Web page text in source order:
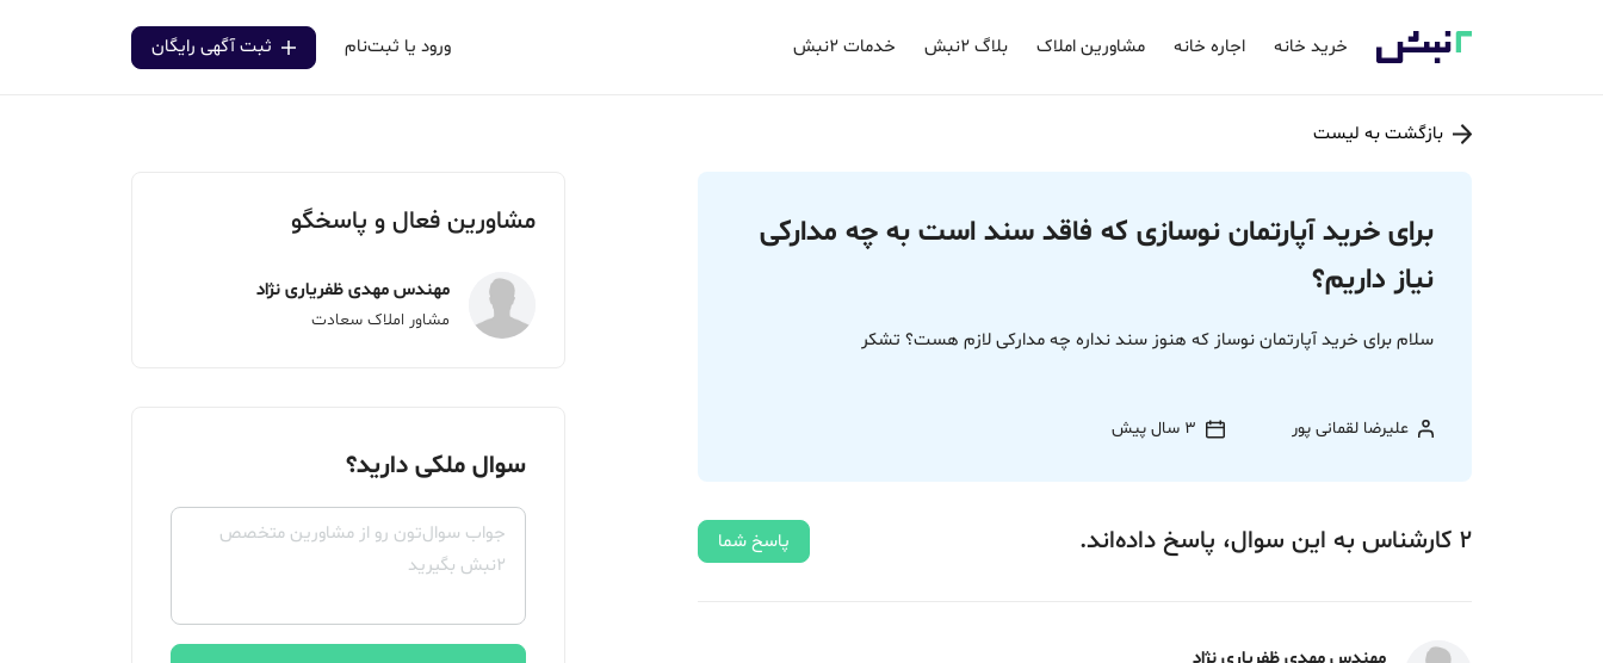
خرید خانه اجاره خانه مشاورین املاک بلاگ ۲نبش خدمات ۲نبش ورود یا ثبت‌نام ثبت آگهی رایگان
بازگشت به لیست
برای خرید آپارتمان نوسازی که فاقد سند است به چه مدارکی
نیاز داریم؟
سلام برای خرید آپارتمان نوساز که هنوز سند نداره چه مدارکی لازم هست؟ تشکر
علیرضا لقمانی پور 3 سال پیش
2 کارشناس به این سوال، پاسخ داده‌اند. پاسخ شما
مشاورین فعال و پاسخگو
مهندس مهدی ظفریاری نژاد
مشاور املاک سعادت
سوال ملکی دارید؟